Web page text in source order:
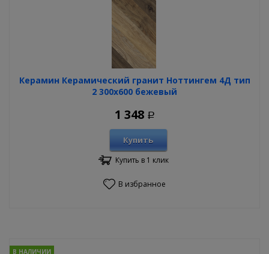
Керамин Керамический гранит Ноттингем 4Д тип
2 300х600 бежевый
1 348 Р
Купить
Купить в 1 клик
В избранное
В НАЛИЧИИ